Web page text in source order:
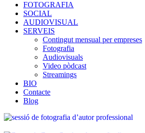
FOTOGRAFIA
SOCIAL
AUDIOVISUAL
SERVEIS
Contingut mensual per empreses
Fotografia
Audiovisuals
Video pòdcast
Streamings
BIO
Contacte
Blog